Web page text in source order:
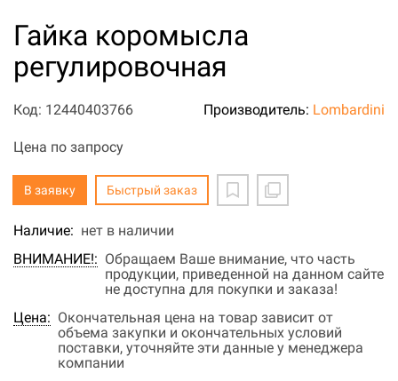
Гайка коромысла
регулировочная
Код: 12440403766 Производитель: Lombardini
Цена по запросу
В заявку Быстрый заказ
Наличие: нет в наличии
ВНИМАНИЕ!: Обращаем Ваше внимание, что часть
продукции, приведенной на данном сайте
не доступна для покупки и заказа!
Цена: Окончательная цена на товар зависит от
объема закупки и окончательных условий
поставки, уточняйте эти данные у менеджера
компании